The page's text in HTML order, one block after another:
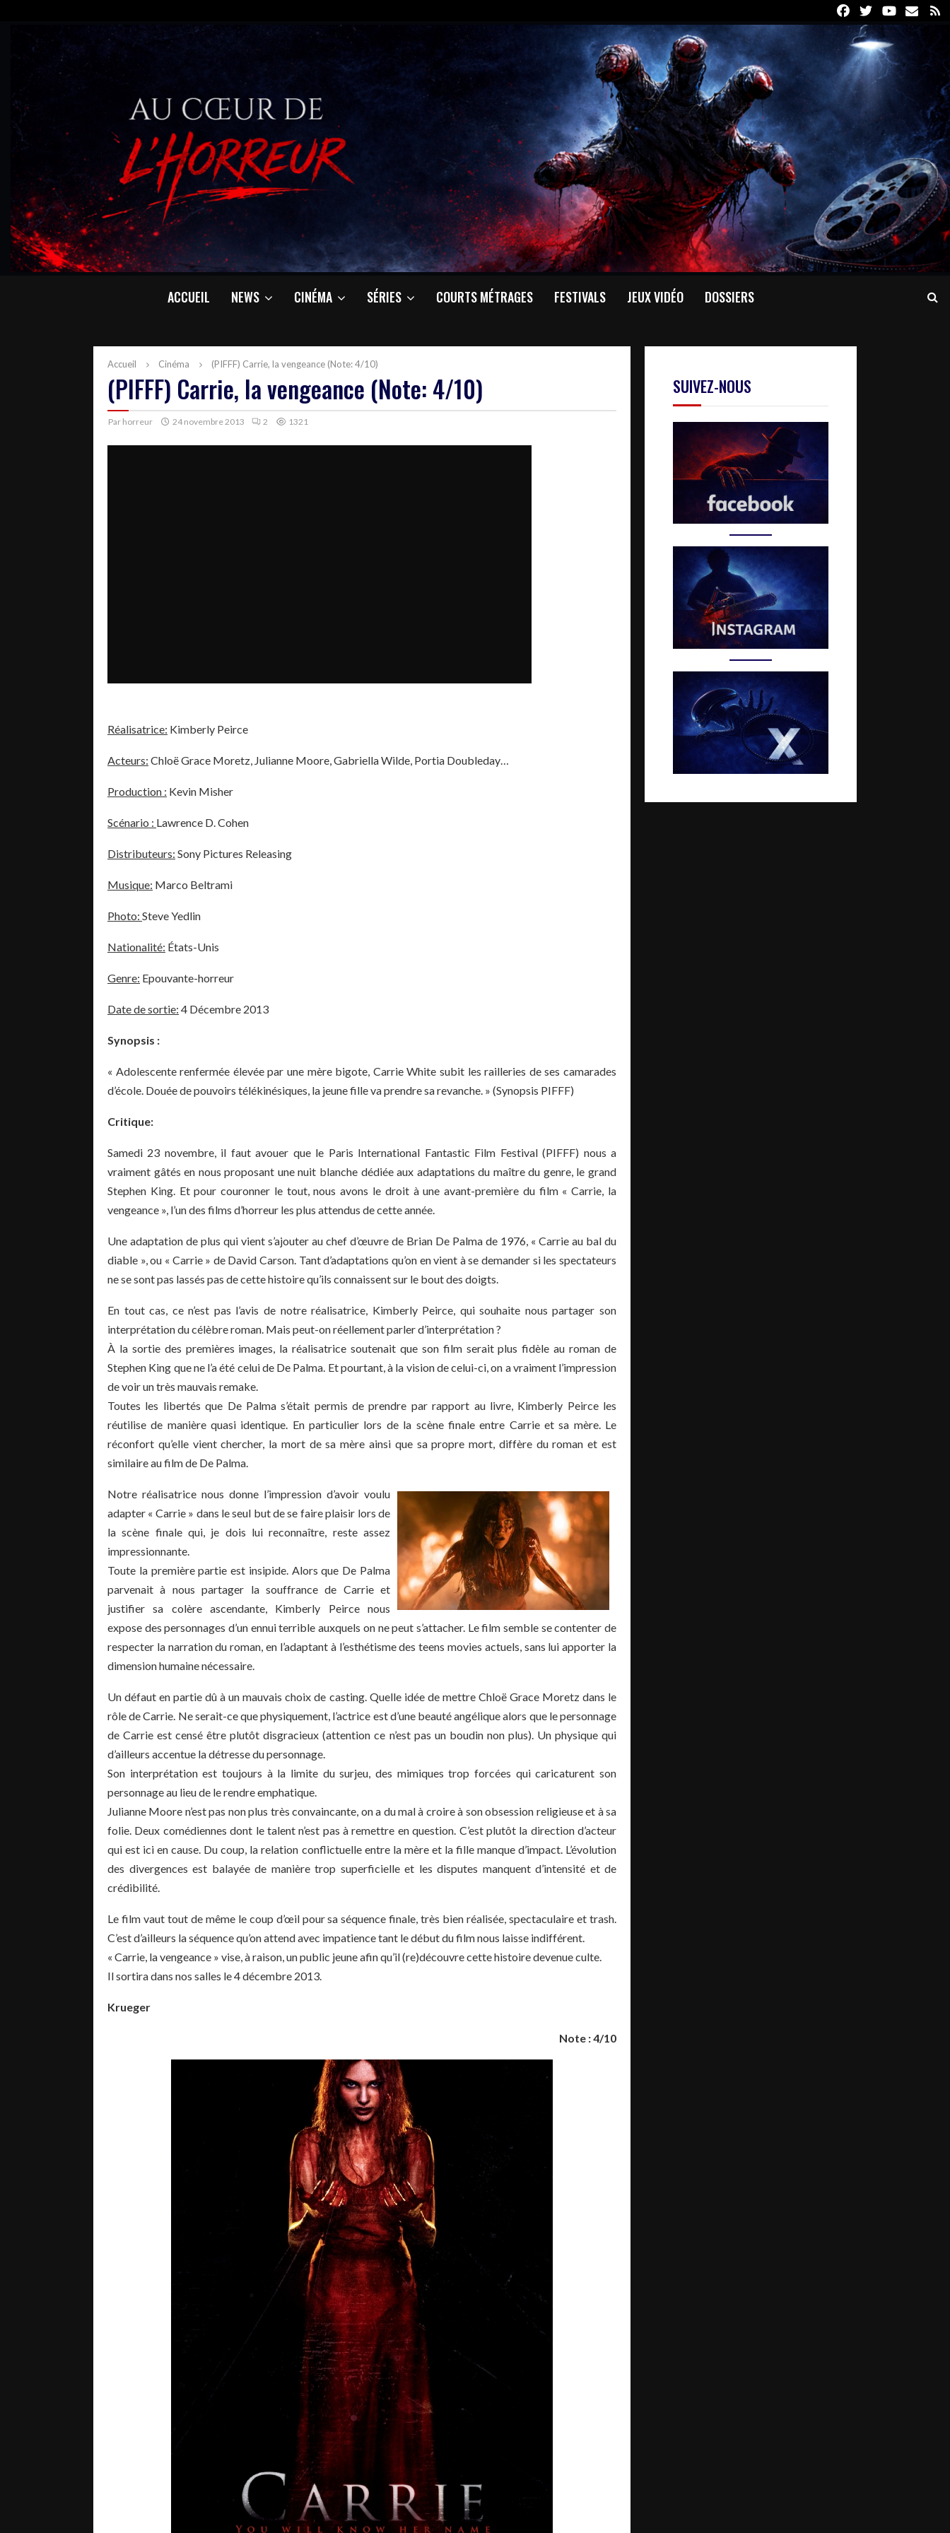
FacebookTwitterYoutube
Email
ACCUEIL NEWS CINÉMA SÉRIES COURTS MÉTRAGES FESTIVALS JEUX VIDÉO DOSSIERS
Accueil Cinéma (PIFFF) Carrie, la vengeance (Note: 4/10)
(PIFFF) Carrie, la vengeance (Note: 4/10)
Par horreur 24 novembre 2013 2 1321
Réalisatrice: Kimberly Peirce
Acteurs: Chloë Grace Moretz, Julianne Moore, Gabriella Wilde, Portia Doubleday…
Production : Kevin Misher
Scénario : Lawrence D. Cohen
Distributeurs: Sony Pictures Releasing
Musique: Marco Beltrami
Photo: Steve Yedlin
Nationalité: États-Unis
Genre: Epouvante-horreur
Date de sortie: 4 Décembre 2013
Synopsis :
« Adolescente renfermée élevée par une mère bigote, Carrie White subit les railleries de ses camarades
d’école. Douée de pouvoirs télékinésiques, la jeune fille va prendre sa revanche. » (Synopsis PIFFF)
Critique:
Samedi 23 novembre, il faut avouer que le Paris International Fantastic Film Festival (PIFFF) nous a
vraiment gâtés en nous proposant une nuit blanche dédiée aux adaptations du maître du genre, le grand
Stephen King. Et pour couronner le tout, nous avons le droit à une avant-première du film « Carrie, la
vengeance », l’un des films d’horreur les plus attendus de cette année.
Une adaptation de plus qui vient s’ajouter au chef d’œuvre de Brian De Palma de 1976, « Carrie au bal du
diable », ou « Carrie » de David Carson. Tant d’adaptations qu’on en vient à se demander si les spectateurs
ne se sont pas lassés pas de cette histoire qu’ils connaissent sur le bout des doigts.
En tout cas, ce n’est pas l’avis de notre réalisatrice, Kimberly Peirce, qui souhaite nous partager son
interprétation du célèbre roman. Mais peut-on réellement parler d’interprétation ?
À la sortie des premières images, la réalisatrice soutenait que son film serait plus fidèle au roman de
Stephen King que ne l’a été celui de De Palma. Et pourtant, à la vision de celui-ci, on a vraiment l’impression
de voir un très mauvais remake.
Toutes les libertés que De Palma s’était permis de prendre par rapport au livre, Kimberly Peirce les
réutilise de manière quasi identique. En particulier lors de la scène finale entre Carrie et sa mère. Le
réconfort qu’elle vient chercher, la mort de sa mère ainsi que sa propre mort, diffère du roman et est
similaire au film de De Palma.
Notre réalisatrice nous donne l’impression d’avoir voulu
adapter « Carrie » dans le seul but de se faire plaisir lors de
la scène finale qui, je dois lui reconnaître, reste assez
impressionnante.
Toute la première partie est insipide. Alors que De Palma
parvenait à nous partager la souffrance de Carrie et
justifier sa colère ascendante, Kimberly Peirce nous
expose des personnages d’un ennui terrible auxquels on ne peut s’attacher. Le film semble se contenter de
respecter la narration du roman, en l’adaptant à l’esthétisme des teens movies actuels, sans lui apporter la
dimension humaine nécessaire.
Un défaut en partie dû à un mauvais choix de casting. Quelle idée de mettre Chloë Grace Moretz dans le
rôle de Carrie. Ne serait-ce que physiquement, l’actrice est d’une beauté angélique alors que le personnage
de Carrie est censé être plutôt disgracieux (attention ce n’est pas un boudin non plus). Un physique qui
d’ailleurs accentue la détresse du personnage.
Son interprétation est toujours à la limite du surjeu, des mimiques trop forcées qui caricaturent son
personnage au lieu de le rendre emphatique.
Julianne Moore n’est pas non plus très convaincante, on a du mal à croire à son obsession religieuse et à sa
folie. Deux comédiennes dont le talent n’est pas à remettre en question. C’est plutôt la direction d’acteur
qui est ici en cause. Du coup, la relation conflictuelle entre la mère et la fille manque d’impact. L’évolution
des divergences est balayée de manière trop superficielle et les disputes manquent d’intensité et de
crédibilité.
Le film vaut tout de même le coup d’œil pour sa séquence finale, très bien réalisée, spectaculaire et trash.
C’est d’ailleurs la séquence qu’on attend avec impatience tant le début du film nous laisse indifférent.
« Carrie, la vengeance » vise, à raison, un public jeune afin qu’il (re)découvre cette histoire devenue culte.
Il sortira dans nos salles le 4 décembre 2013.
Krueger
Note : 4/10
SUIVEZ-NOUS